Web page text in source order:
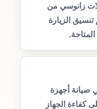
زانوسي من
الزيارة
صيانة أجهزة
كفاءة الجهاز